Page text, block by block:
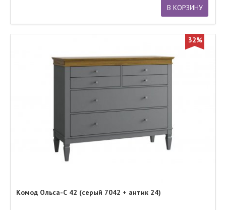
В КОРЗИНУ
32%
Комод Ольса-С 42 (серый 7042 + антик 24)